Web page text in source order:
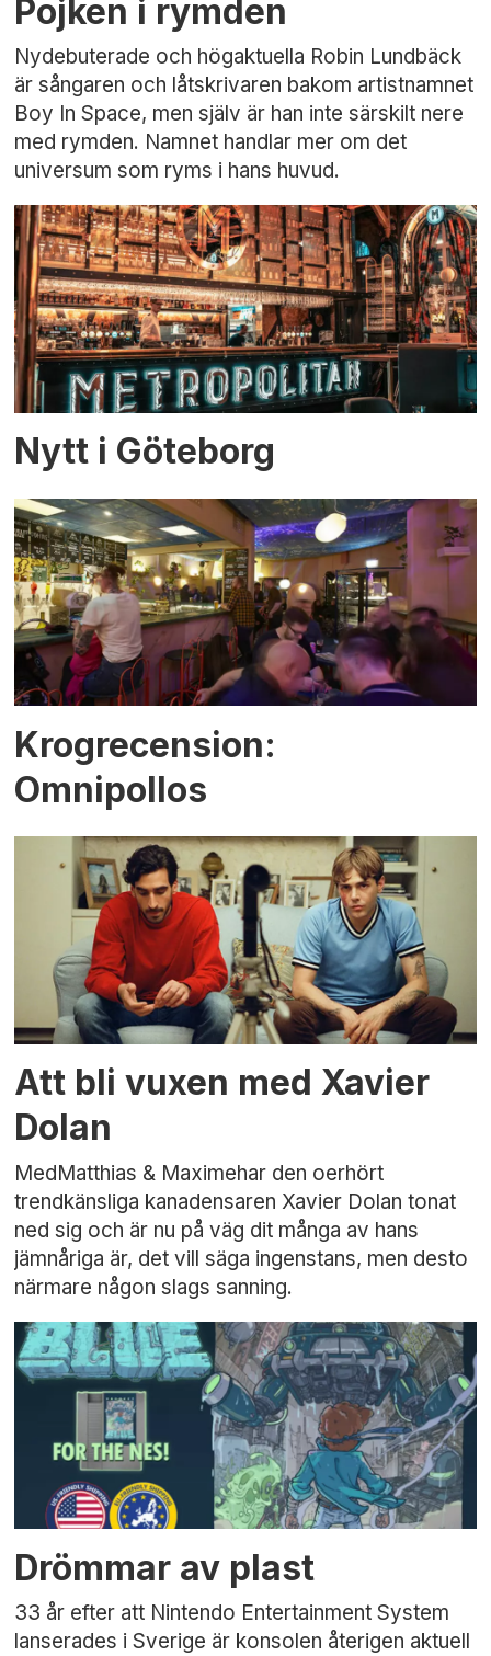
Pojken i rymden
Nydebuterade och högaktuella Robin Lundbäck
är sångaren och låtskrivaren bakom artistnamnet
Boy In Space, men själv är han inte särskilt nere
med rymden. Namnet handlar mer om det
universum som ryms i hans huvud.
Nytt i Göteborg
Krogrecension:
Omnipollos
Att bli vuxen med Xavier
Dolan
MedMatthias & Maximehar den oerhört
trendkänsliga kanadensaren Xavier Dolan tonat
ned sig och är nu på väg dit många av hans
jämnåriga är, det vill säga ingenstans, men desto
närmare någon slags sanning.
Drömmar av plast
33 år efter att Nintendo Entertainment System
lanserades i Sverige är konsolen återigen aktuell